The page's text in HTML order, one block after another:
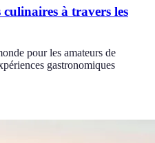
à travers les
pour les amateurs de
gastronomiques